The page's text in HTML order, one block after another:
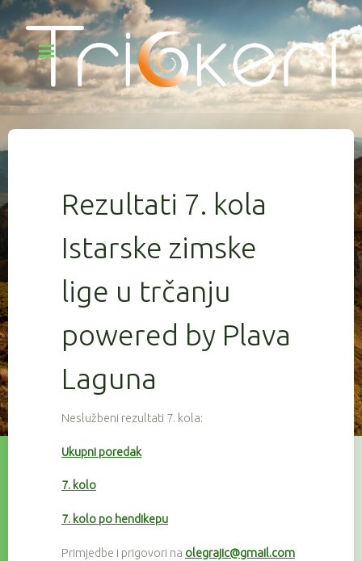
Rezultati 7. kola
Istarske zimske
lige u trčanju
powered by Plava
Laguna
Neslužbeni rezultati 7. kola:
Ukupni poredak
7. kolo
7. kolo po hendikepu
Primjedbe i prigovori na olegrajic@gmail.com